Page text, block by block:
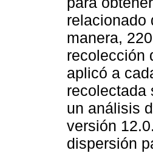
relacionado
manera,
recolección
aplicó a
recolectada
un análisis
versión
dispersión